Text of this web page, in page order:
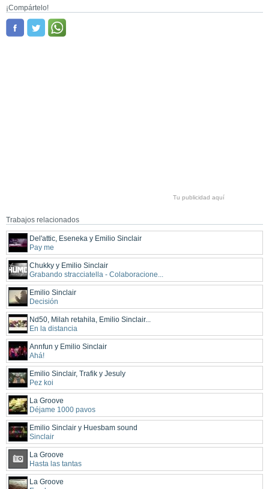
¡Compártelo!
Tu publicidad aquí
Trabajos relacionados
Del'attic, Eseneka y Emilio Sinclair
Pay me
Chukky y Emilio Sinclair
Grabando stracciatella - Colaboracione...
Emilio Sinclair
Decisión
Nd50, Milah retahila, Emilio Sinclair...
En la distancia
Annfun y Emilio Sinclair
Ahá!
Emilio Sinclair, Trafik y Jesuly
Pez koi
La Groove
Déjame 1000 pavos
Emilio Sinclair y Huesbam sound
Sinclair
La Groove
Hasta las tantas
La Groove